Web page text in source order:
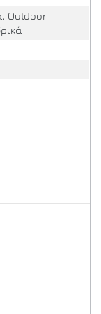
Outdoor